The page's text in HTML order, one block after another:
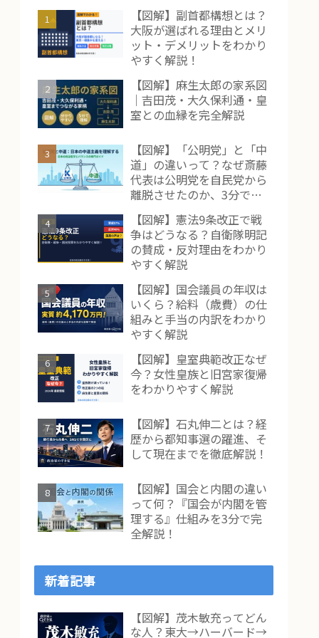
【図解】副首都構想とは？
大阪が選ばれる理由とメリ
ット・デメリットをわかり
やすく解説！
【図解】麻生太郎の家系図
｜吉田茂・大久保利通・皇
室との血縁を完全解説
【図解】「公明党」と「中
道」の違いって？なぜ斎藤
代表は公明党を自民党から
離脱させたのか、3分で解
【図解】憲法9条改正で戦
争はどうなる？自衛隊明記
の賛成・反対理由をわかり
やすく解説
【図解】国会議員の年収は
いくら？給料（歳費）の仕
組みと手当の内訳をわかり
やすく解説
【図解】皇室典範改正なぜ
今？女性皇族と旧宮家復帰
をわかりやすく解説
【図解】石丸伸二とは？経
歴から都知事選の躍進、そ
して現在までを徹底解説！
【図解】国会と内閣の違い
って何？『国会が内閣を管
理する』仕組みを3分で完
全解説！
新着記事
【図解】茂木敏充ってどん
な人？東大→ハーバード→